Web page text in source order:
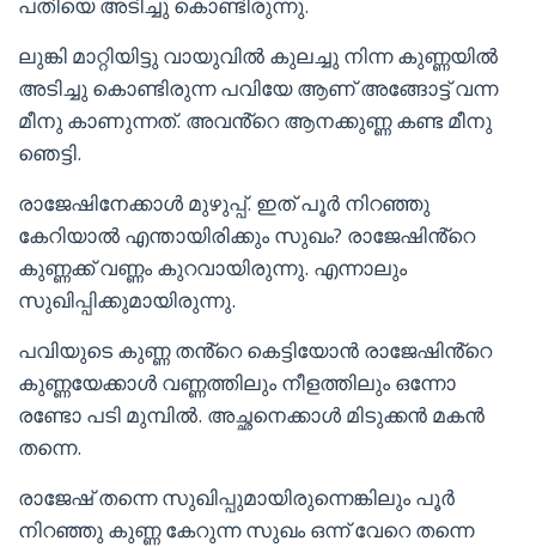
ലുങ്കി മാറ്റിയിട്ടു വായുവിൽ കുലച്ചു നിന്ന കുണ്ണയിൽ
അടിച്ചു കൊണ്ടിരുന്ന പവിയേ ആണ് അങ്ങോട്ട് വന്ന
മീനു കാണുന്നത്. അവൻ്റെ ആനക്കുണ്ണ കണ്ട മീനു
ഞെട്ടി.
രാജേഷിനേക്കാൾ മുഴുപ്പ്. ഇത് പൂർ നിറഞ്ഞു
കേറിയാൽ എന്തായിരിക്കും സുഖം? രാജേഷിൻ്റെ
കുണ്ണക്ക് വണ്ണം കുറവായിരുന്നു. എന്നാലും
സുഖിപ്പിക്കുമായിരുന്നു.
പവിയുടെ കുണ്ണ തൻ്റെ കെട്ടിയോൻ രാജേഷിൻ്റെ
കുണ്ണയേക്കാൾ വണ്ണത്തിലും നീളത്തിലും ഒന്നോ
രണ്ടോ പടി മുമ്പിൽ. അച്ഛനെക്കാൾ മിടുക്കൻ മകൻ
തന്നെ.
രാജേഷ് തന്നെ സുഖിപ്പുമായിരുന്നെങ്കിലും പൂർ
നിറഞ്ഞു കുണ്ണ കേറുന്ന സുഖം ഒന്ന് വേറെ തന്നെ